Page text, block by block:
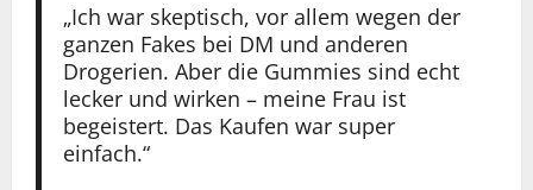
„Ich war skeptisch, vor allem wegen der
ganzen Fakes bei DM und anderen
Drogerien. Aber die Gummies sind echt
lecker und wirken – meine Frau ist
begeistert. Das Kaufen war super
einfach.“